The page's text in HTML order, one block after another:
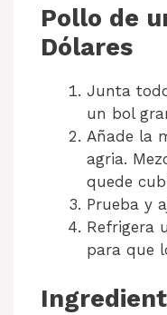
Pollo de
Dólares
Junta
un bol
Añade la
agria.
quede
Prueba y
Refrigera
para que